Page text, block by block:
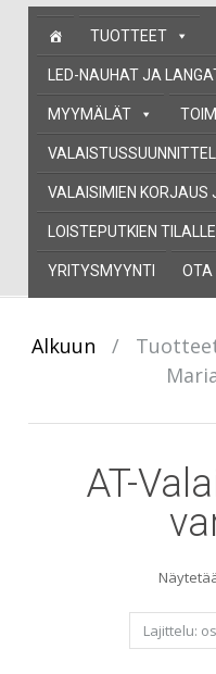
Skip
content
TUOTTEET
LED-NAUHAT JA
MYYMÄLÄT
VALAISIMIEN KORJAUS
LOISTEPUTKIEN
YRITYSMYYNTI OTA
Alkuun /
AT-